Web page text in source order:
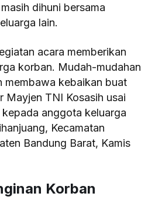
dihuni bersama
lain.
acara memberikan
korban. Mudah-mudahan
membawa kebaikan buat
Mayjen TNI Kosasih usai
anggota keluarga
Kecamatan
Bandung Barat, Kamis
Korban